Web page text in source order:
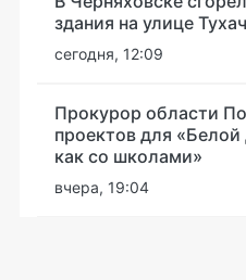
здания на улице
сегодня, 12:09
Прокурор области
проектов для
как со школами»
вчера, 19:04